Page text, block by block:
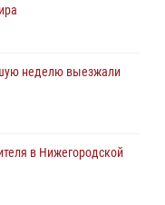
неделю выезжали
в Нижегородской